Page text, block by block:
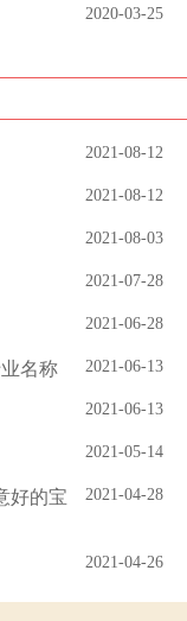
2020-03-25
2021-08-12
2021-08-12
2021-08-03
2021-07-28
2021-06-28
2021-06-13
名称
2021-06-13
2021-05-14
2021-04-28
好的宝
2021-04-26